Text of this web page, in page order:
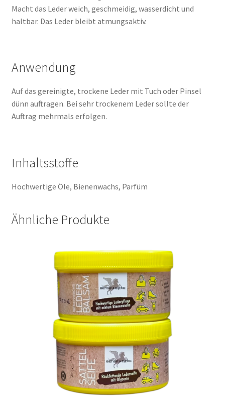
Macht das Leder weich, geschmeidig, wasserdicht und
haltbar. Das Leder bleibt atmungsaktiv.
Anwendung
Auf das gereinigte, trockene Leder mit Tuch oder Pinsel
dünn auftragen. Bei sehr trockenem Leder sollte der
Auftrag mehrmals erfolgen.
Inhaltsstoffe
Hochwertige Öle, Bienenwachs, Parfüm
Ähnliche Produkte